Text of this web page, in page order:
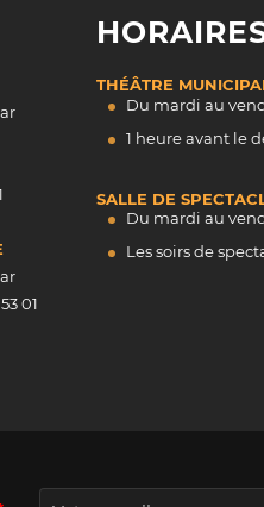
01
THÉÂTRE
Du mardi au
1 heure avant le
SALLE DE
Du mardi au
Les soirs de